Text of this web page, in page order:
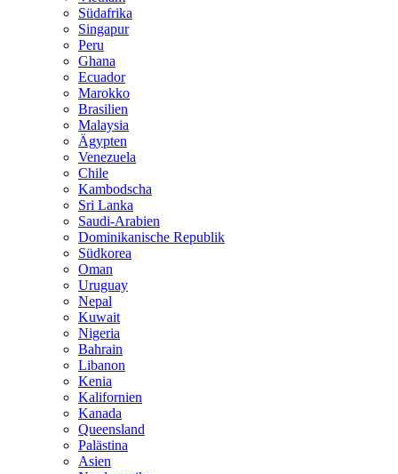
Südafrika
Singapur
Peru
Ghana
Ecuador
Marokko
Brasilien
Malaysia
Ägypten
Venezuela
Chile
Kambodscha
Sri Lanka
Saudi-Arabien
Dominikanische Republik
Südkorea
Oman
Uruguay
Nepal
Kuwait
Nigeria
Bahrain
Libanon
Kenia
Kalifornien
Kanada
Queensland
Palästina
Asien